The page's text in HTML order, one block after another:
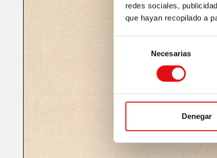
redes sociales,
que hayan recopilado a
consentimiento
Necesarias
Denegar